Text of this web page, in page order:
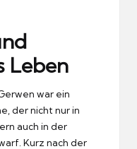
Leben
war ein
der nicht nur in
auch in der
Kurz nach der